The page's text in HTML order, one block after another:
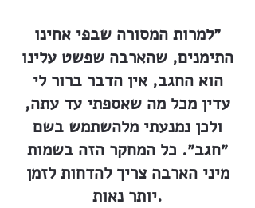
״למרות המסורה שבפי אחינו
התימנים, שהארבה שפשט עלינו
הוא החגב, אין הדבר ברור לי
עדין מכל מה שאספתי עד עתה,
ולכן נמנעתי מלהשתמש בשם
״חגב״. כל המחקר הזה בשמות
מיני הארבה צריך להדחות לזמן
יותר נאות.